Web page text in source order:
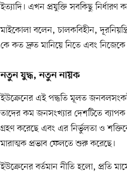
ইত্যাদি। এখন প্রযুক্তি সবকিছু
মাইকোলা বলেন, চালকবিহীন,
কে কত দ্রুত মানিয়ে নিতে এবং
নতুন যুদ্ধ, নতুন নায়ক
ইউক্রেনের এই পদ্ধতি মূলত জনবলসংকট
তাদের কম জনসংখ্যার দেশটিতে ব্যাপক
গ্রহণ করেছে এবং এর নির্ভুলতা ও
মারাত্মক প্রভাব ফেলতে শুরু করেছে।
ইউক্রেনের বর্তমান নীতি হলো, প্রতি